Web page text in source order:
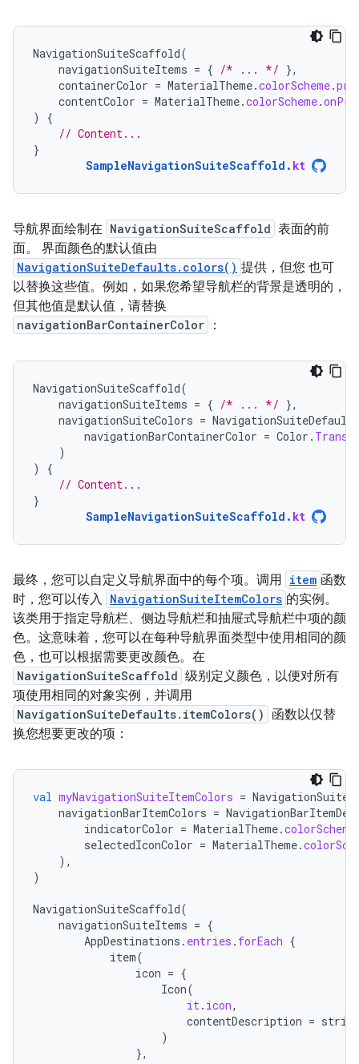
NavigationSuiteScaffold(
navigationSuiteItems = { /* ... */ },
containerColor = MaterialTheme.colorScheme.
contentColor = MaterialTheme.colorScheme.
)
{
// Content...
}
SampleNavigationSuiteScaffold . kt
导航界面绘制在 NavigationSuiteScaffold 表面的前
面。 界面颜色的默认值由
NavigationSuiteDefaults.colors() 提供，但您 也可
以替换这些值。例如，如果您希望导航栏的背景是透明的，
但其他值是默认值，请替换
navigationBarContainerColor ：
NavigationSuiteScaffold(
navigationSuiteItems = { /* ... */ },
navigationSuiteColors = NavigationSuiteDefaults
navigationBarContainerColor = Color .
)
)
{
// Content...
}
SampleNavigationSuiteScaffold . kt
最终，您可以自定义导航界面中的每个项。调用 item 函数
时，您可以传入
NavigationSuiteItemColors 的实例。
该类用于指定导航栏、侧边导航栏和抽屉式导航栏中项的颜
色。这意味着，您可以在每种导航界面类型中使用相同的颜
色，也可以根据需要更改颜色。在
NavigationSuiteScaffold 级别定义颜色，以便对所有
项使用相同的对象实例，并调用
NavigationSuiteDefaults.itemColors()
函数以仅替
换您想要更改的项：
val myNavigationSuiteItemColors =
navigationBarItemColors =
indicatorColor = MaterialTheme.colorScheme
selectedIconColor = MaterialTheme.
),
)
NavigationSuiteScaffold(
navigationSuiteItems = {
AppDestinations . entries . forEach {
item(
icon = {
Icon(
it . icon,
contentDescription =
)
},